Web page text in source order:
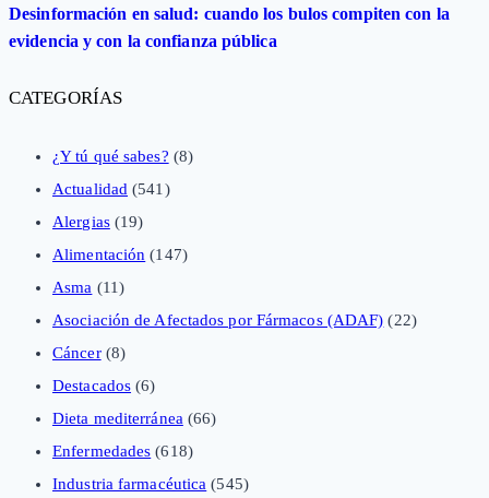
Desinformación en salud: cuando los bulos compiten con la
evidencia y con la confianza pública
CATEGORÍAS
¿Y tú qué sabes? (8)
Actualidad (541)
Alergias(19)
Alimentación (147)
Asma (11)
Asociación de Afectados por Fármacos (ADAF) (22)
Cáncer(8)
Destacados (6)
Dieta mediterránea(66)
Enfermedades (618)
Industria farmacéutica (545)